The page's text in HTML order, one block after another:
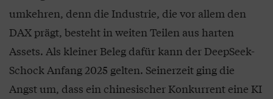
umkehren, denn die Industrie, die vor allem den
DAX prägt, besteht in weiten Teilen aus harten
Assets. Als kleiner Beleg dafür kann der DeepSeek-
Schock Anfang 2025 gelten. Seinerzeit ging die
Angst um, dass ein chinesischer Konkurrent eine KI